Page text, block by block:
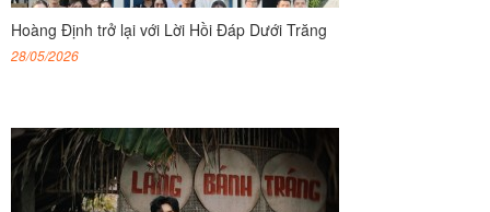
Hoàng Định trở lại với Lời Hồi Đáp Dưới Trăng
28/05/2026